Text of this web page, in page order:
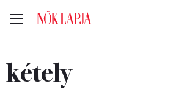
kétely